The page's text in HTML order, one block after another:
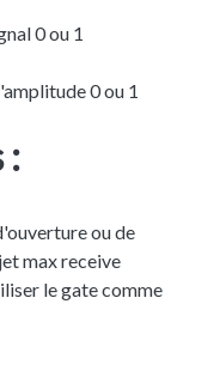
0 ou 1
0 ou 1
:
ou de
max receive
le gate comme